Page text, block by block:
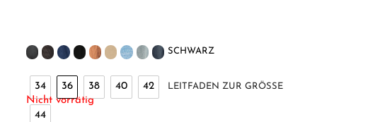
SCHWARZ
34 36 38 40 42
44
Nicht vorrätig
LEITFADEN ZUR GRÖSSE